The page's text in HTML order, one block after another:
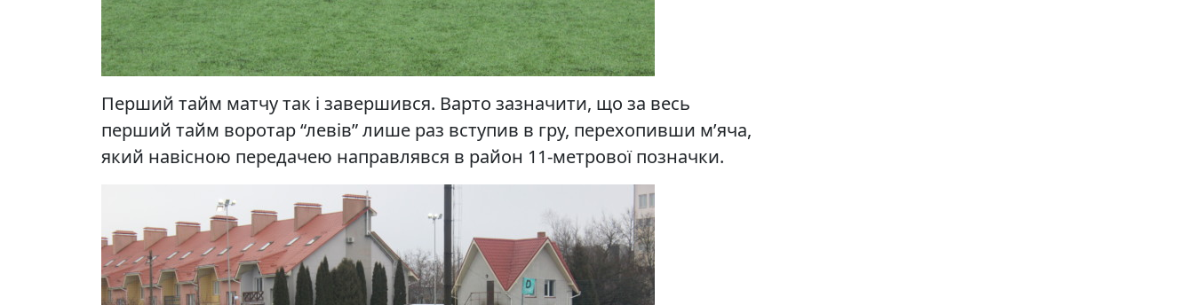
Перший тайм матчу так і завершився. Варто зазначити, що за весь
перший тайм воротар “левів” лише раз вступив в гру, перехопивши м’яча,
який навісною передачею направлявся в район 11-метрової позначки.